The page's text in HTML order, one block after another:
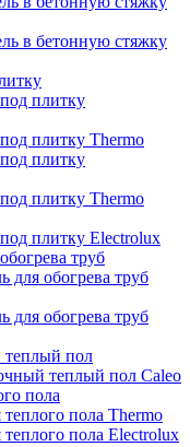
в бетонную стяжку
плитку
плитку Thermo
плитку
плитку Thermo
плитку Electrolux
труб
для обогрева труб
для обогрева труб
пол
теплый пол Caleo
пола
пола Thermo
пола Electrolux